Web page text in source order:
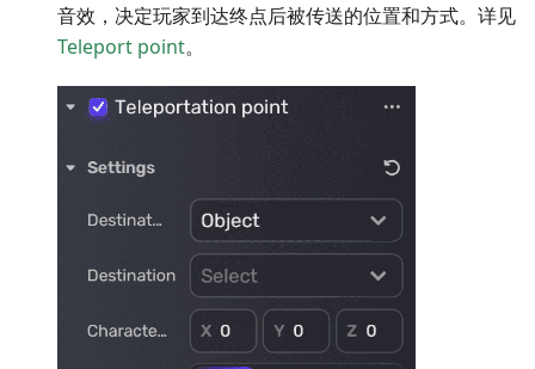
音效，决定玩家到达终点后被传送的位置和方式。详见
Teleport point。